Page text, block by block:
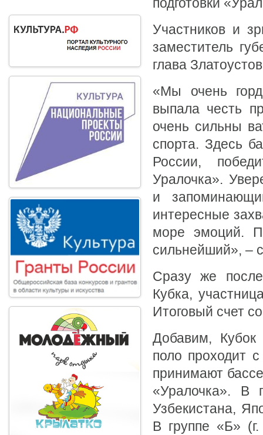
Участников и
заместитель
глава
«Мы очень
выпала честь
очень сильны
спорта. Здесь
России,
Уралочка».
и
интересные
море эмоций.
сильнейший», –
Сразу же
Кубка,
Итоговый счет
Добавим, Кубок
поло проходит
принимают
«Уралочка». В
Узбекистана,
В группе «Б»